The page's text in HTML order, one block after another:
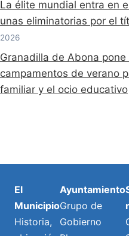
La élite mundial entra en
unas eliminatorias por el
2026
Granadilla de Abona
campamentos de verano
familiar y el ocio educativo
El
Municipio
Historia,
Ayuntamiento
Grupo de
Gobierno